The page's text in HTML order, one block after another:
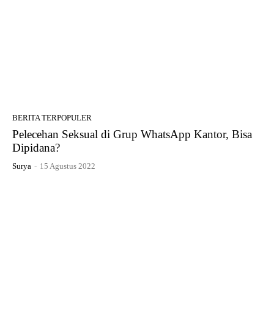
BERITA TERPOPULER
Pelecehan Seksual di Grup WhatsApp Kantor, Bisa
Dipidana?
Surya - 15 Agustus 2022